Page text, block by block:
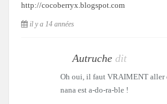
http://cocoberryx.blogspot.com
il y a 14 années
Autruche dit
Oh oui, il faut VRAIMENT aller
nana est a-do-ra-ble !